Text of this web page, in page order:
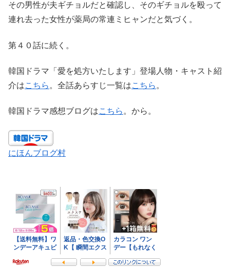
その男性が夫ギチョルだと確認し、そのギチョルを殴って
連れ去った女性が薬局の常連ミヒャンだと気づく。
第４０話に続く。
韓国ドラマ「愛を処方いたします」登場人物・キャスト紹
介はこちら 。全話あらすじ一覧はこちら 。
韓国ドラマ感想ブログはこちら 。から。
にほんブログ村